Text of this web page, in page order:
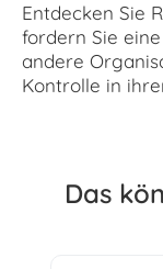
Entdecken Sie
fordern Sie
andere
Kontrolle in
Das